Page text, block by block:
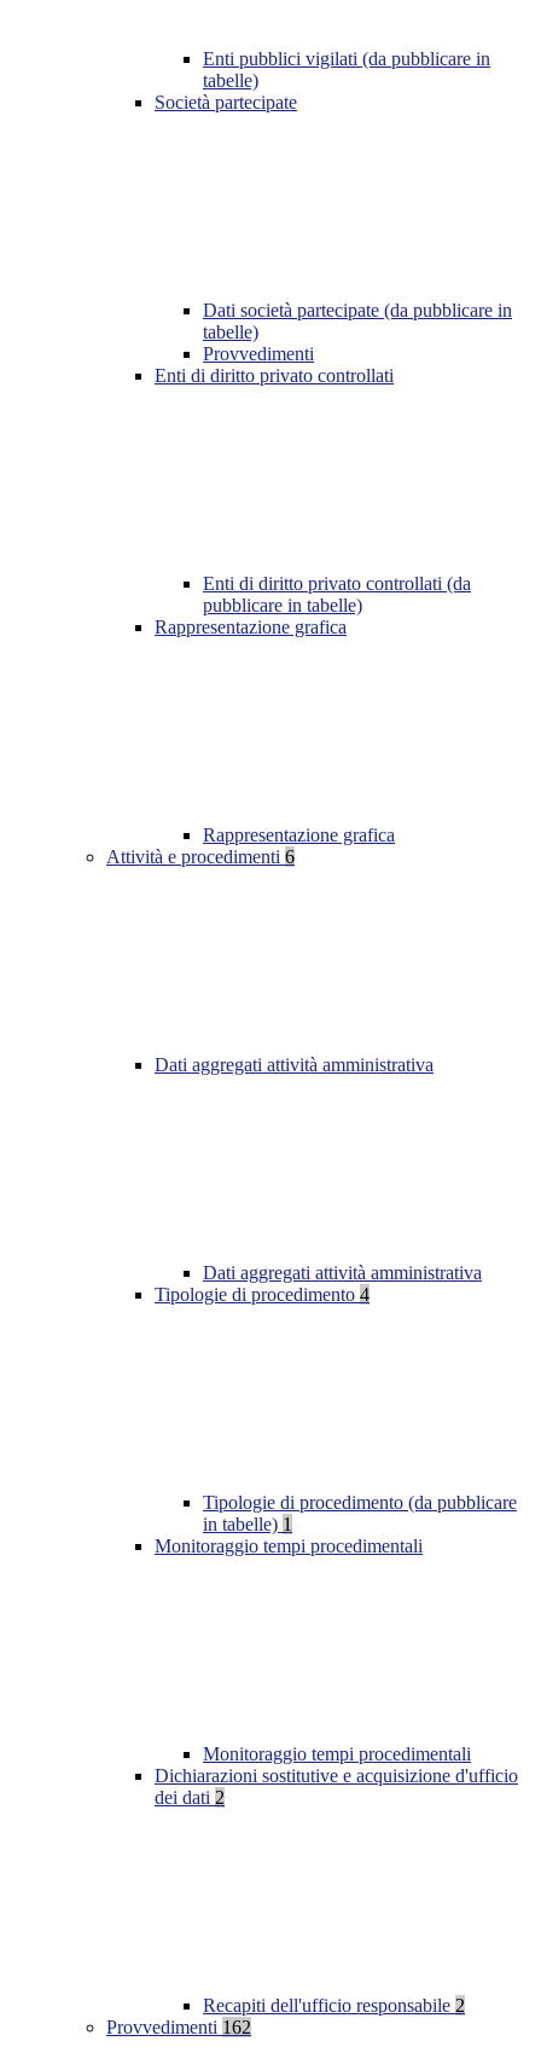
Enti pubblici vigilati (da pubblicare in
tabelle)
Società partecipate
Dati società partecipate (da pubblicare in
tabelle)
Provvedimenti
Enti di diritto privato controllati
Enti di diritto privato controllati (da
pubblicare in tabelle)
Rappresentazione grafica
Rappresentazione grafica
Attività e procedimenti 6
Dati aggregati attività amministrativa
Dati aggregati attività amministrativa
Tipologie di procedimento 4
Tipologie di procedimento (da pubblicare
in tabelle) 1
Monitoraggio tempi procedimentali
Monitoraggio tempi procedimentali
Dichiarazioni sostitutive e acquisizione d'ufficio
dei dati 2
Recapiti dell'ufficio responsabile 2
Provvedimenti 162